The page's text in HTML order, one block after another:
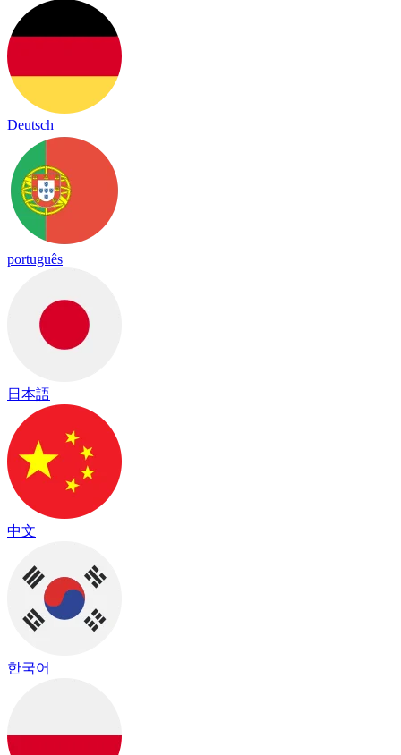
Deutsch
português
日本語
中文
한국어